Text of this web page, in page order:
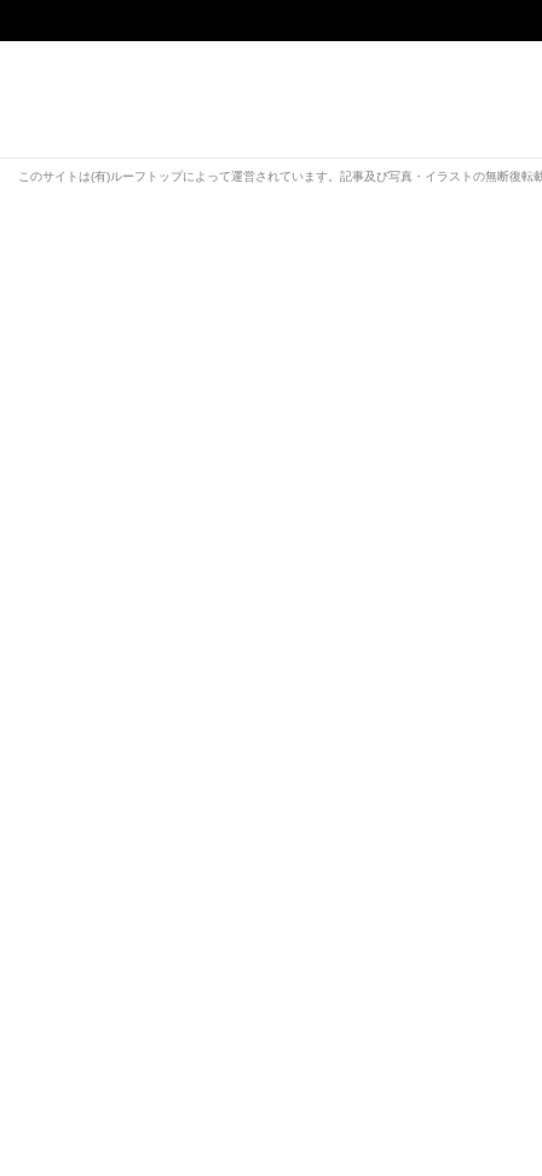
このサイトは(有)ルーフトップによって運営されています。記事及び写真・イラストの無断復転